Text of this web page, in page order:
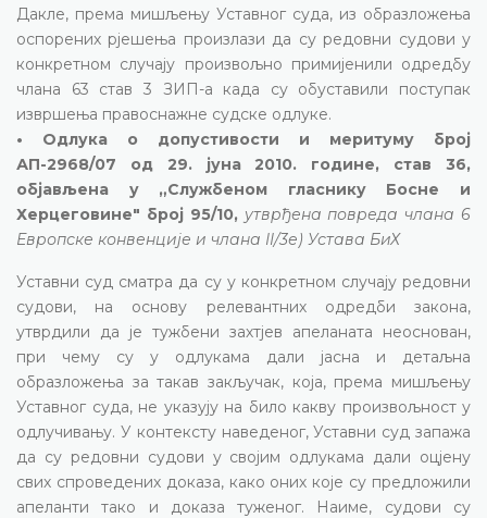
Дакле, према мишљењу Уставног суда, из образложења
оспорених рјешења произлази да су редовни судови у
конкретном случају произвољно примијенили одредбу
члана 63 став 3 ЗИП-а када су обуставили поступак
извршења правоснажне судске одлуке.
• Одлука о допустивости и меритуму број
АП-2968/07 од 29. јуна 2010. године, став 36,
објављена у „Службеном гласнику Босне и
Херцеговине" број 95/10, утврђена повреда члана 6
Европске конвенције и члана II/3е) Устава БиХ
Уставни суд сматра да су у конкретном случају редовни
судови, на основу релевантних одредби закона,
утврдили да је тужбени захтјев апеланата неоснован,
при чему су у одлукама дали јасна и детаљна
образложења за такав закључак, која, према мишљењу
Уставног суда, не указују на било какву произвољност у
одлучивању. У контексту наведеног, Уставни суд запажа
да су редовни судови у својим одлукама дали оцјену
свих спроведених доказа, како оних које су предложили
апеланти тако и доказа туженог. Наиме, судови су